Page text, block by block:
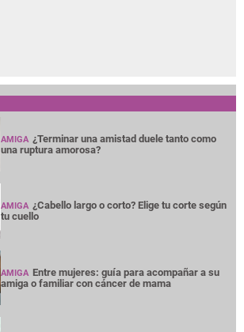
AMIGA ¿Terminar una amistad duele tanto como
una ruptura amorosa?
AMIGA ¿Cabello largo o corto? Elige tu corte según
tu cuello
AMIGA Entre mujeres: guía para acompañar a su
amiga o familiar con cáncer de mama